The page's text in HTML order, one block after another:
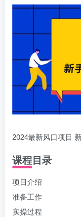
2024最新风口项目
课程目录
项目介绍
准备工作
实操过程